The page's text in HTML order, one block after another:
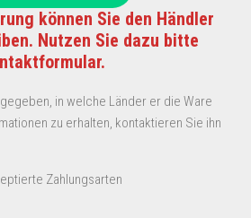
können Sie den Händler
Nutzen Sie dazu bitte
in welche Länder er die Ware
zu erhalten, kontaktieren Sie ihn
Zahlungsarten